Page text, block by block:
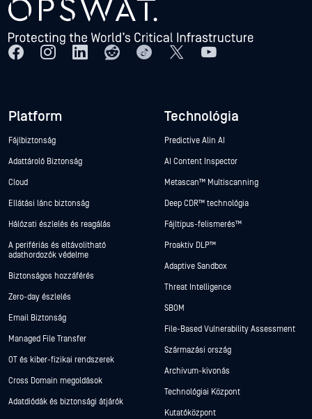
Platform
Fájlbiztonság
Adattároló Biztonság
Cloud
Ellátási lánc biztonság
Hálózati észlelés és reagálás
A perifériás és eltávolítható
adathordozók védelme
Biztonságos hozzáférés
Zero-day észlelés
Email Biztonság
Managed File Transfer
OT és kiber-fizikai rendszerek
Cross Domain megoldások
Adatdiódák és biztonsági átjárók
Technológia
Predictive Alin AI
AI Content Inspector
Metascan™ Multiscanning
Deep CDR™ technológia
Fájltípus-felismerés™
Proaktív DLP™
Adaptive Sandbox
Threat Intelligence
SBOM
File-Based Vulnerability Assessment
Származási ország
Archívum-kivonás
Technológiai Központ
Kutatóközpont